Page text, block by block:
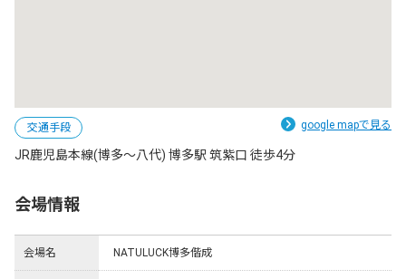
google mapで見る
交通手段
JR鹿児島本線(博多～八代) 博多駅 筑紫口 徒歩4分
会場情報
会場名 NATULUCK博多偕成